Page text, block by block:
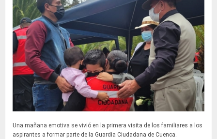
Una mañana emotiva se vivió en la primera visita de los familiares a los
aspirantes a formar parte de la Guardia Ciudadana de Cuenca.